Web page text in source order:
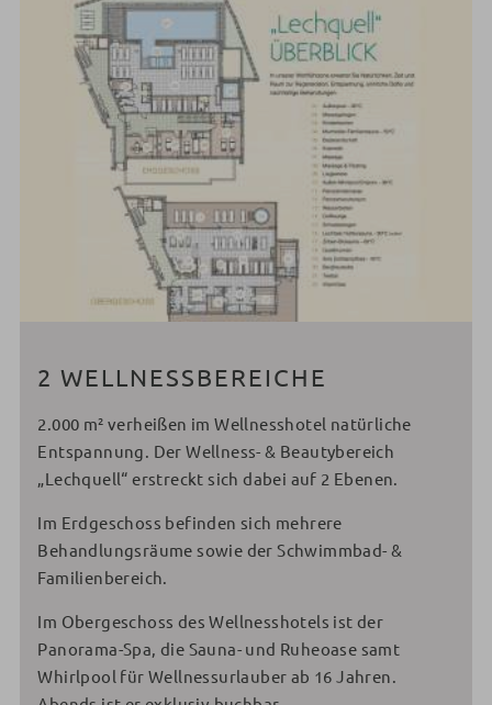
2 WELLNESSBEREICHE
2.000 m² verheißen im Wellnesshotel natürliche
Entspannung. Der Wellness- & Beautybereich
„Lechquell“ erstreckt sich dabei auf 2 Ebenen.
Im Erdgeschoss befinden sich mehrere
Behandlungsräume sowie der Schwimmbad- &
Familienbereich.
Im Obergeschoss des Wellnesshotels ist der
Panorama-Spa, die Sauna- und Ruheoase samt
Whirlpool für Wellnessurlauber ab 16 Jahren.